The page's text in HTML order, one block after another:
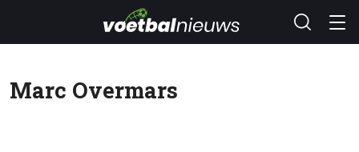
Marc Overmars